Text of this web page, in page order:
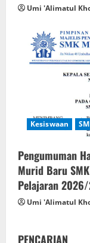
Umi 'Alimatul
Kesiswaan
Pengumuman
Murid Baru
Pelajaran
Umi 'Alimatul
PENCARIAN